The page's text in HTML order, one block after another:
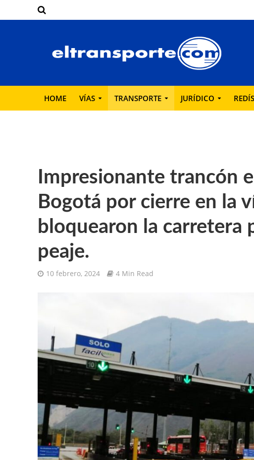
HOME VÍAS TRANSPORTE JURÍDICO
Impresionante trancón
Bogotá por cierre en la
bloquearon la carretera
peaje.
10 febrero, 2024 4 Min Read